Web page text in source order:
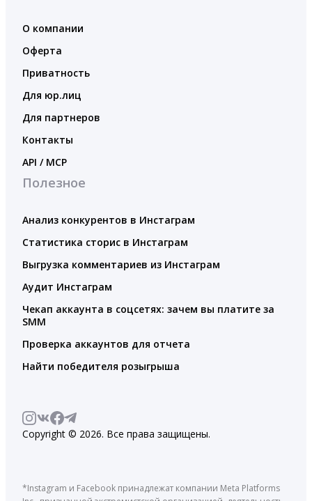
О компании
Оферта
Приватность
Для юр.лиц
Для партнеров
Контакты
API / MCP
Полезное
Анализ конкурентов в Инстаграм
Статистика сторис в Инстаграм
Выгрузка комментариев из Инстаграм
Аудит Инстаграм
Чекап аккаунта в соцсетях: зачем вы платите за
SMM
Проверка аккаунтов для отчета
Найти победителя розыгрыша
Copyright © 2026. Все права защищены.
*Instagram и Facebook принадлежат компании Meta Platforms